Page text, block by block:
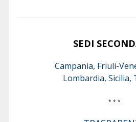
SEDI
Campania, Friuli-
Lombardia, Sicilia,
* * *